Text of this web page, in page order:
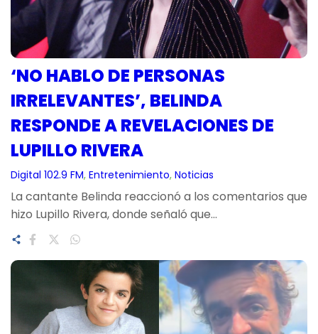
‘NO HABLO DE PERSONAS
IRRELEVANTES’, BELINDA
RESPONDE A REVELACIONES DE
LUPILLO RIVERA
Digital 102.9 FM, Entretenimiento, Noticias
La cantante Belinda reaccionó a los comentarios que
hizo Lupillo Rivera, donde señaló que…